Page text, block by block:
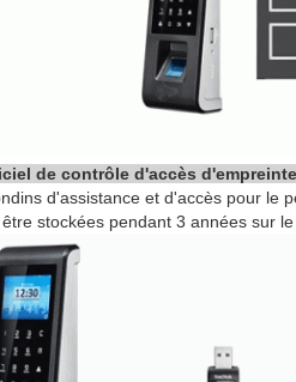
de contrôle d'accès
d'assistance et d'accès pour le
stockées pendant 3 années sur le